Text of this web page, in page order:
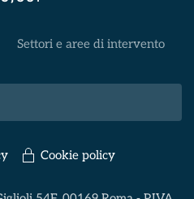
Settori e aree di intervento
Cookie policy